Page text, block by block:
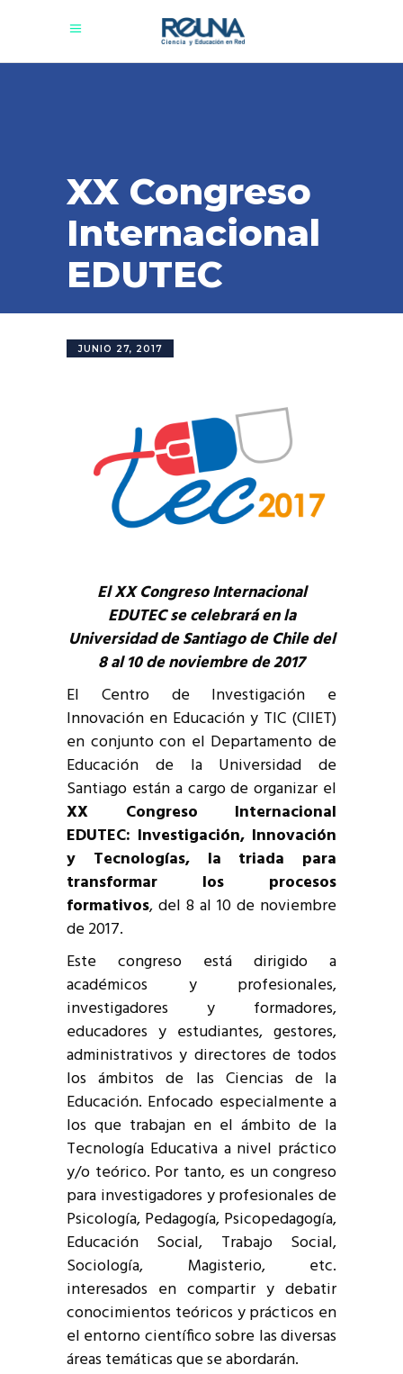
XX Congreso
Internacional
EDUTEC
JUNIO 27, 2017
El XX Congreso Internacional
EDUTEC se celebrará en la
Universidad de Santiago de Chile del
8 al 10 de noviembre de 2017
El Centro de Investigación e
Innovación en Educación y TIC (CIIET)
en conjunto con el Departamento de
Educación de la Universidad de
Santiago están a cargo de organizar el
XX Congreso Internacional
EDUTEC: Investigación, Innovación
y Tecnologías, la triada para
transformar los procesos
formativos, del 8 al 10 de noviembre
de 2017.
Este congreso está dirigido a
académicos y profesionales,
investigadores y formadores,
educadores y estudiantes, gestores,
administrativos y directores de todos
los ámbitos de las Ciencias de la
Educación. Enfocado especialmente a
los que trabajan en el ámbito de la
Tecnología Educativa a nivel práctico
y/o teórico. Por tanto, es un congreso
para investigadores y profesionales de
Psicología, Pedagogía, Psicopedagogía,
Educación Social, Trabajo Social,
Sociología, Magisterio, etc.
interesados en compartir y debatir
conocimientos teóricos y prácticos en
el entorno científico sobre las diversas
áreas temáticas que se abordarán.